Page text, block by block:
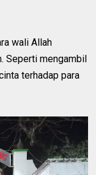
wali Allah
Seperti mengambil
terhadap para